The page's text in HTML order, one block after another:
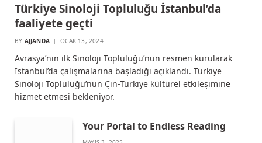
Türkiye Sinoloji Topluluğu İstanbul’da
faaliyete geçti
BY AJJANDA OCAK 13, 2024
Avrasya’nın ilk Sinoloji Topluluğu’nun resmen kurularak
İstanbul’da çalışmalarına başladığı açıklandı. Türkiye
Sinoloji Topluluğu’nun Çin-Türkiye kültürel etkileşimine
hizmet etmesi bekleniyor.
Your Portal to Endless Reading